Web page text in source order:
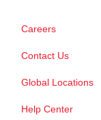
Careers
Contact Us
Global Locations
Help Center